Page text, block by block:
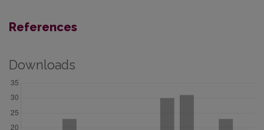
References
Downloads